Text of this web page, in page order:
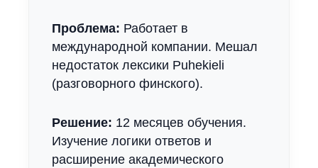
Проблема: Работает в
международной компании. Мешал
недостаток лексики Puhekieli
(разговорного финского).
Решение: 12 месяцев обучения.
Изучение логики ответов и
расширение академического